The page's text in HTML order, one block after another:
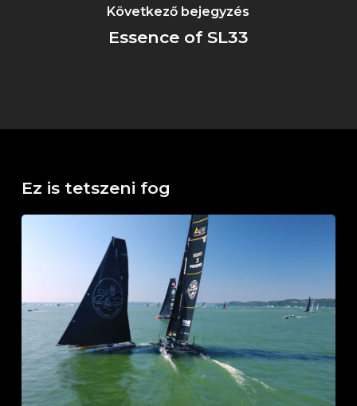
Következő bejegyzés
Essence of SL33
Ez is tetszeni fog
Kékszalag
Raiffeisen
Nagydíj